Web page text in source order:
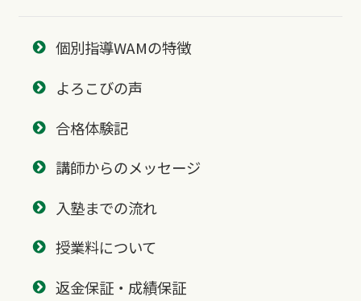
個別指導WAMの特徴
よろこびの声
合格体験記
講師からのメッセージ
入塾までの流れ
授業料について
返金保証・成績保証